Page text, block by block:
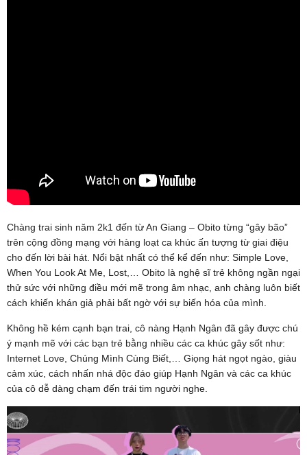
Chàng trai sinh năm 2k1 đến từ An Giang – Obito từng “gây bão”
trên cộng đồng mạng với hàng loạt ca khúc ấn tượng từ giai điệu
cho đến lời bài hát. Nổi bật nhất có thể kể đến như: Simple Love,
When You Look At Me, Lost,… Obito là nghệ sĩ trẻ không ngần ngại
thử sức với những điều mới mẽ trong âm nhạc, anh chàng luôn biết
cách khiến khán giả phải bất ngờ với sự biến hóa của mình.
Không hề kém cạnh bạn trai, cô nàng Hạnh Ngân đã gây được chú
ý mạnh mẽ với các bạn trẻ bằng nhiều các ca khúc gây sốt như:
Internet Love, Chúng Mình Cùng Biết,… Giọng hát ngọt ngào, giàu
cảm xúc, cách nhấn nhá độc đáo giúp Hạnh Ngân và các ca khúc
của cô dễ dàng chạm đến trái tim người nghe.